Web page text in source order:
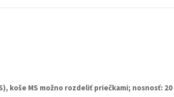
koše MS možno rozdeliť priečkami; nosnosť: 20